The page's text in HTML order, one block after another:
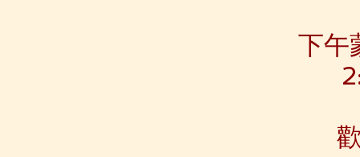
下午